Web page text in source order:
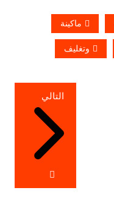
ماكينة
وتغليف
التالي